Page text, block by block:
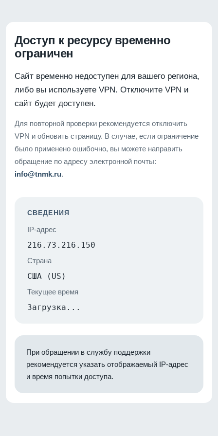
Доступ к ресурсу временно
ограничен
Сайт временно недоступен для вашего региона,
либо вы используете VPN. Отключите VPN и
сайт будет доступен.
Для повторной проверки рекомендуется отключить
VPN и обновить страницу. В случае, если ограничение
было применено ошибочно, вы можете направить
обращение по адресу электронной почты:
info@tnmk.ru.
СВЕДЕНИЯ
IP-адрес
216.73.216.150
Страна
США (US)
Текущее время
Загрузка...
При обращении в службу поддержки
рекомендуется указать отображаемый IP-адрес
и время попытки доступа.